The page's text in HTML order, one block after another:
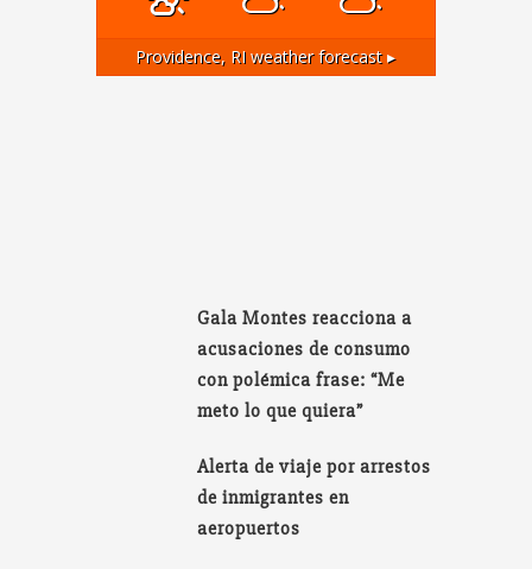
Providence, RI weather forecast ▸
Gala Montes reacciona a
acusaciones de consumo
con polémica frase: “Me
meto lo que quiera”
Alerta de viaje por arrestos
de inmigrantes en
aeropuertos